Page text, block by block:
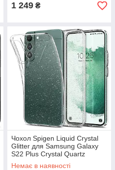
1 249 ₴
Чохол Spigen Liquid Crystal
Glitter для Samsung Galaxy
S22 Plus Crystal Quartz
(ACS03951)
Немає в наявності